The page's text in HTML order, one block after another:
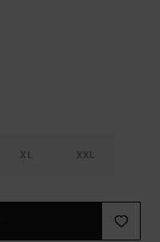
XL XXL